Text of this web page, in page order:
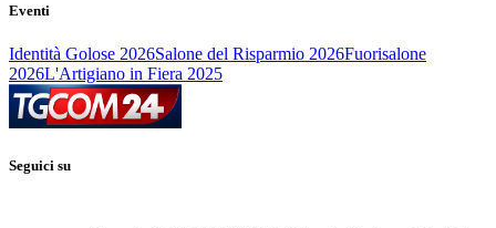
Eventi
Identità Golose 2026Salone del Risparmio 2026Fuorisalone
2026L'Artigiano in Fiera 2025
Seguici su